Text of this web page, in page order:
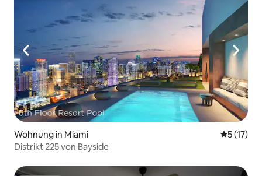
Wohnung in Miami
5 (17)
Distrikt 225 von Bayside